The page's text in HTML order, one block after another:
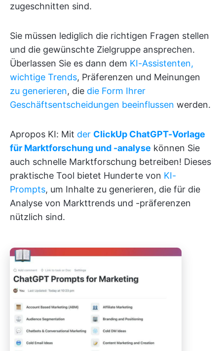
zugeschnitten sind.
Sie müssen lediglich die richtigen Fragen stellen
und die gewünschte Zielgruppe ansprechen.
Überlassen Sie es dann dem KI-Assistenten,
wichtige Trends, Präferenzen und Meinungen
zu generieren, die die Form Ihrer
Geschäftsentscheidungen beeinflussen werden.
Apropos KI: Mit der ClickUp ChatGPT-Vorlage
für Marktforschung und -analyse können Sie
auch schnelle Marktforschung betreiben! Dieses
praktische Tool bietet Hunderte von KI-
Prompts, um Inhalte zu generieren, die für die
Analyse von Markttrends und -präferenzen
nützlich sind.